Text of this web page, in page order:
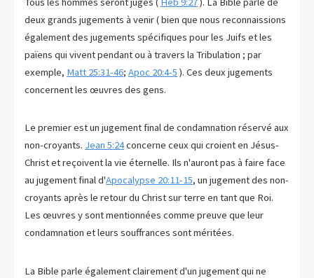
deux grands jugements à venir ( bien que nous reconnaissions
également des jugements spécifiques pour les Juifs et les
païens qui vivent pendant ou à travers la Tribulation ; par
exemple, Matt 25:31-46; Apoc 20:4-5 ). Ces deux jugements
concernent les œuvres des gens.
Le premier est un jugement final de condamnation réservé aux
non-croyants. Jean 5:24concerne ceux qui croient en Jésus-
Christ et reçoivent la vie éternelle. Ils n'auront pas à faire face
au jugement final d'Apocalypse 20:11-15, un jugement des non-
croyants après le retour du Christ sur terre en tant que Roi.
Les œuvres y sont mentionnées comme preuve que leur
condamnation et leurs souffrances sont méritées.
La Bible parle également clairement d'un jugement qui ne